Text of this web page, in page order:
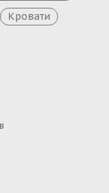
Кровати